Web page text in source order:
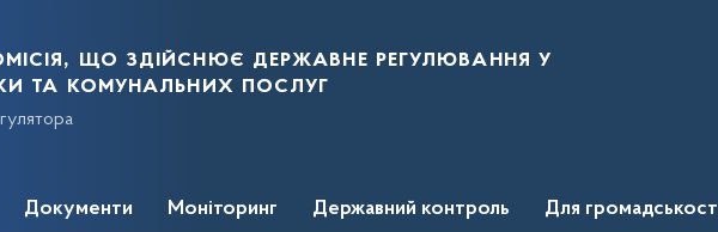
що здійснює державне регулювання у
та комунальних послуг
Документи Моніторинг Державний контроль Для